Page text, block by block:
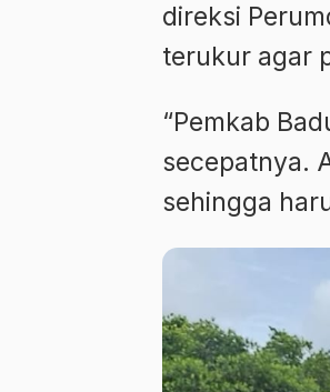
direksi
terukur agar
“Pemkab
secepatnya.
sehingga